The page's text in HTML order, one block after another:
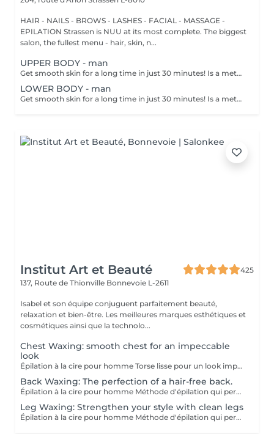
HAIR - NAILS - BROWS - LASHES - FACIAL - MASSAGE -
EPILATION Strassen is NUU at its most complete. The biggest
salon, the fullest menu - hair, skin, n...
UPPER BODY - man
Get smooth skin for a long time in just 30 minutes! Is a method of hair removal when your hair is pulled out with warm wax with the hair follicle. How is wax epilation done? - preparation is performed - wax is applied - depilation is performed - wax residue is removed Age restrictions: recommended to do from 14 years. Post procedure recommendations: do not take hot bath, do not visit sauna, do not swim in the pool for 12 hours after the procedure - it can cause irritation. Frequency: once in 4 weeks.
LOWER BODY - man
Get smooth skin for a long time in just 30 minutes! Is a method of hair removal when your hair is pulled out with warm wax with the hair follicle. How is wax epilation done? - preparation is performed - wax is applied - depilation is performed - wax residue is removed Age restrictions: recommended to do from 14 years. Post procedure recommendations: do not take hot bath, do not visit sauna, do not swim in the pool for 12 hours after the procedure - it can cause irritation. Frequency: once in 4 weeks.
Institut Art et Beauté
425
137, Route de Thionville Bonnevoie L-2611
Isabel et son équipe conjuguent parfaitement beauté,
relaxation et bien-être. Les meilleures marques esthétiques et
cosmétiques ainsi que la technolo...
Chest Waxing: smooth chest for an impeccable
look
Épilation à la cire pour homme Torse lisse pour un look impeccable. Méthode d'épilation qui permet l'élimination des poils de façon efficace. Les poils qui repoussent s'affinent et sont plus doux. Pour l'épilation masculine, nous utilisons la cire tiède pour la plupart des régions du corps et la cire chaude pour les régions plus sensibles (torse et parties intimes). Le post-épilatoire spécifique aux besoins de la peau des hommes est appliqué par la suite afin de minimiser l'apparition de petits boutons et de poils incarnés. Gardez à l'esprit qu'une exfoliation APRÈS l'épilation est la façon la plus efficace de minimiser ces effets indésirables.
Back Waxing: The perfection of a hair-free back.
Épilation à la cire pour homme Méthode d'épilation qui permet l'élimination des poils de façon efficace. Les poils qui repoussent s'affinent et sont plus doux. Pour l'épilation masculine, nous utilisons la cire tiède pour la plupart des régions du corps et la cire chaude pour les régions plus sensibles (torse et parties intimes). Le post-épilatoire spécifique aux besoins de la peau des hommes est appliqué par la suite afin de minimiser l'apparition de petits boutons et de poils incarnés. Gardez à l'esprit qu'une exfoliation APRÈS l'épilation est la façon la plus efficace de minimiser ces effets indésirables.
Leg Waxing: Strengthen your style with clean legs
Épilation à la cire pour homme Méthode d'épilation qui permet l'élimination des poils de façon efficace. Les poils qui repoussent s'affinent et sont plus doux. Pour l'épilation masculine, nous utilisons la cire tiède pour la plupart des régions du corps et la cire chaude pour les régions plus sensibles (torse et parties intimes). Le post-épilatoire spécifique aux besoins de la peau des hommes est appliqué par la suite afin de minimiser l'apparition de petits boutons et de poils incarnés. Gardez à l'esprit qu'une exfoliation APRÈS l'épilation est la façon la plus efficace de minimiser ces effets indésirables.